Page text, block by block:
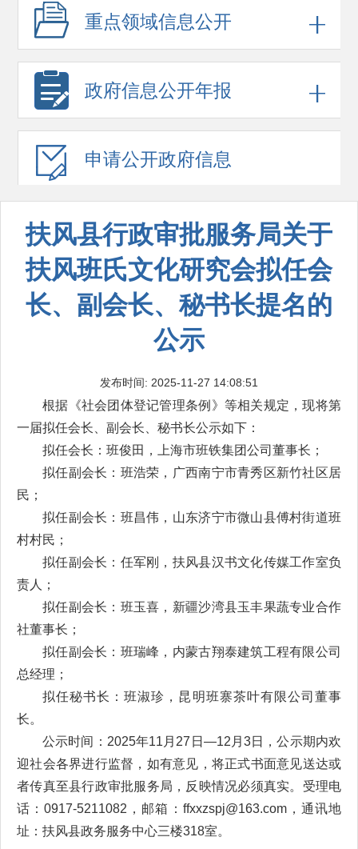
重点领域信息公开
政府信息公开年报
申请公开政府信息
扶风县行政审批服务局关于
扶风班氏文化研究会拟任会
长、副会长、秘书长提名的
公示
发布时间: 2025-11-27 14:08:51
根据《社会团体登记管理条例》等相关规定，现将第
一届拟任会长、副会长、秘书长公示如下：
拟任会长：班俊田，上海市班铁集团公司董事长；
拟任副会长：班浩荣，广西南宁市青秀区新竹社区居
民；
拟任副会长：班昌伟，山东济宁市微山县傅村街道班
村村民；
拟任副会长：任军刚，扶风县汉书文化传媒工作室负
责人；
拟任副会长：班玉喜，新疆沙湾县玉丰果蔬专业合作
社董事长；
拟任副会长：班瑞峰，内蒙古翔泰建筑工程有限公司
总经理；
拟任秘书长：班淑珍，昆明班寨茶叶有限公司董事
长。
公示时间：2025年11月27日—12月3日，公示期内欢
迎社会各界进行监督，如有意见，将正式书面意见送达或
者传真至县行政审批服务局，反映情况必须真实。受理电
话：0917-5211082，邮箱：ffxxzspj@163.com，通讯地
址：扶风县政务服务中心三楼318室。